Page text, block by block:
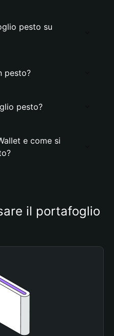
pesto su
pesto?
pesto?
e come si
il portafoglio